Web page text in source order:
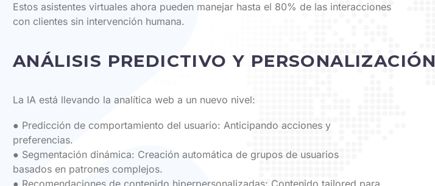
Estos asistentes virtuales ahora pueden manejar hasta el 80% de las interacciones
con clientes sin intervención humana.
ANÁLISIS PREDICTIVO Y PERSONALIZACIÓN
La IA está llevando la analítica web a un nuevo nivel:
● Predicción de comportamiento del usuario: Anticipando acciones y
preferencias.
● Segmentación dinámica: Creación automática de grupos de usuarios
basados en patrones complejos.
● Recomendaciones de contenido hiperpersonalizadas: Contenido tailored para